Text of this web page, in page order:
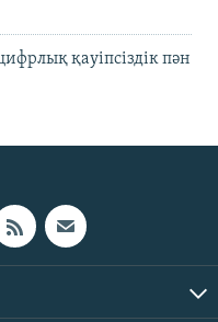
қауіпсіздік пән